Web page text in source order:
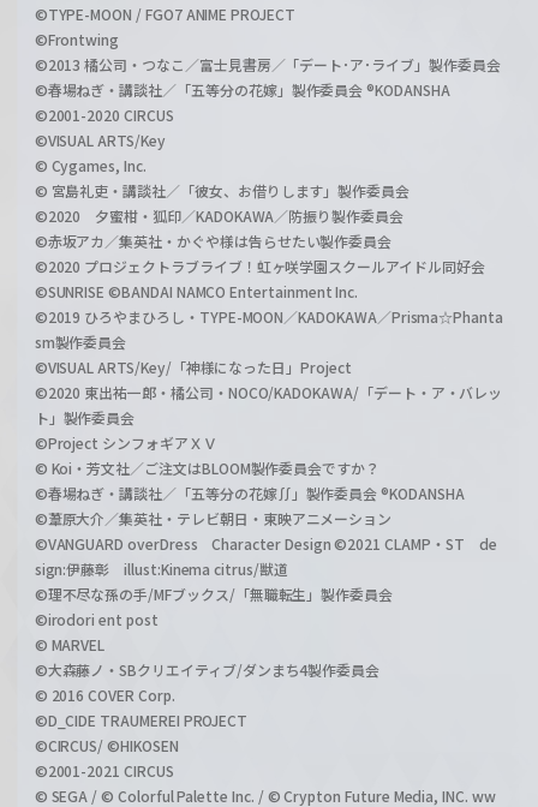
©TYPE-MOON / FGO7 ANIME PROJECT
©Frontwing
©2013 橘公司・つなこ／富士見書房／「デート･ア･ライブ」製作委員会
©春場ねぎ・講談社／「五等分の花嫁」製作委員会 ®KODANSHA
©2001-2020 CIRCUS
©VISUAL ARTS/Key
© Cygames, Inc.
© 宮島礼吏・講談社／「彼女、お借りします」製作委員会
©2020 夕蜜柑・狐印／KADOKAWA／防振り製作委員会
©赤坂アカ／集英社・かぐや様は告らせたい製作委員会
©2020 プロジェクトラブライブ！虹ヶ咲学園スクールアイドル同好会
©SUNRISE ©BANDAI NAMCO Entertainment Inc.
©2019 ひろやまひろし・TYPE-MOON／KADOKAWA／Prisma☆Phanta
sm製作委員会
©VISUAL ARTS/Key/「神様になった日」Project
©2020 東出祐一郎・橘公司・NOCO/KADOKAWA/「デート・ア・バレッ
ト」製作委員会
©Project シンフォギアＸＶ
© Koi・芳文社／ご注文はBLOOM製作委員会ですか？
©春場ねぎ・講談社／「五等分の花嫁∬」製作委員会 ®KODANSHA
©葦原大介／集英社・テレビ朝日・東映アニメーション
©VANGUARD overDress Character Design ©2021 CLAMP・ST de
sign:伊藤彰 illust:Kinema citrus/獣道
©理不尽な孫の手/MFブックス/「無職転生」製作委員会
©irodori ent post
© MARVEL
©大森藤ノ・SBクリエイティブ/ダンまち4製作委員会
© 2016 COVER Corp.
©D_CIDE TRAUMEREI PROJECT
©CIRCUS/ ©HIKOSEN
©2001-2021 CIRCUS
© SEGA / © Colorful Palette Inc. / © Crypton Future Media, INC. ww